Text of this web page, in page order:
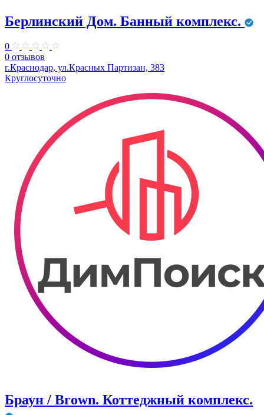
Берлинский Дом. Банный комплекс.
0
0 отзывов
г.Краснодар, ул.Красных Партизан, 383
Круглосуточно
Браун / Brown. Коттеджный комплекс.